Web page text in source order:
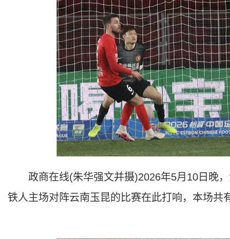
政商在线(朱华强文并摄)2026年5月10日晚，
铁人主场对阵云南玉昆的比赛在此打响，本场共